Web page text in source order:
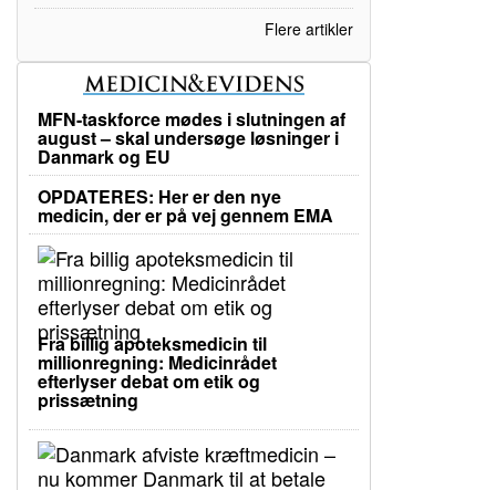
Flere artikler
MFN-taskforce mødes i slutningen af
august – skal undersøge løsninger i
Danmark og EU
OPDATERES: Her er den nye
medicin, der er på vej gennem EMA
Fra billig apoteksmedicin til
millionregning: Medicinrådet
efterlyser debat om etik og
prissætning